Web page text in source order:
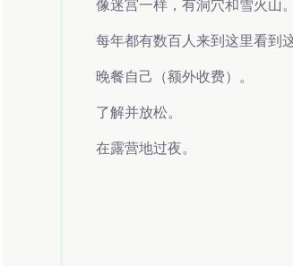
像迷宫一样，有洞穴和雪火山。
每年都有数百人来到这里看到
晚餐自己（额外收费）。
了解并放松。
在露营地过夜。